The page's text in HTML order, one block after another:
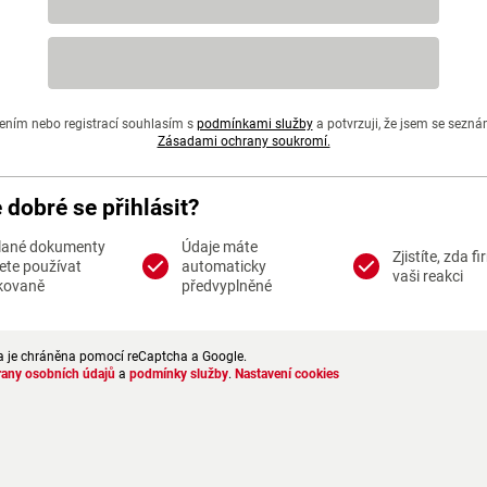
nebo registrací souhlasím s podmínkami službya potvrzuji, že jsem se
Zásadami ochrany soukromí.
dobré se přihlásit?
dokumenty
používat
Údaje máte
automaticky
předvyplněné
Zjistíte, zda
vaši reakci
je chráněna pomocí reCaptcha a Google.
osobních údajů a podmínky služby. Nastavení cookies